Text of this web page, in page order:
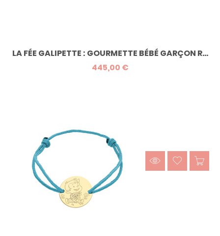
LA FÉE GALIPETTE : GOURMETTE BÉBÉ GARÇON R...
445,00 €